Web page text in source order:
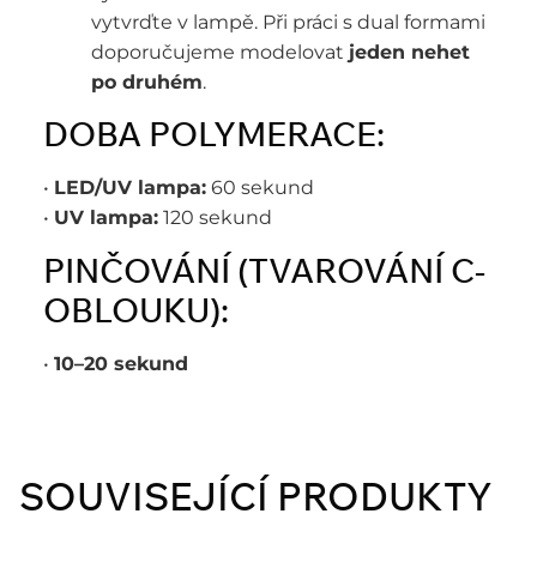
vytvrďte v lampě. Při práci s dual formami
doporučujeme modelovat jeden nehet
po druhém.
DOBA POLYMERACE:
• LED/UV lampa: 60 sekund
• UV lampa: 120 sekund
PINČOVÁNÍ (TVAROVÁNÍ C-
OBLOUKU):
• 10–20 sekund
SOUVISEJÍCÍ PRODUKTY